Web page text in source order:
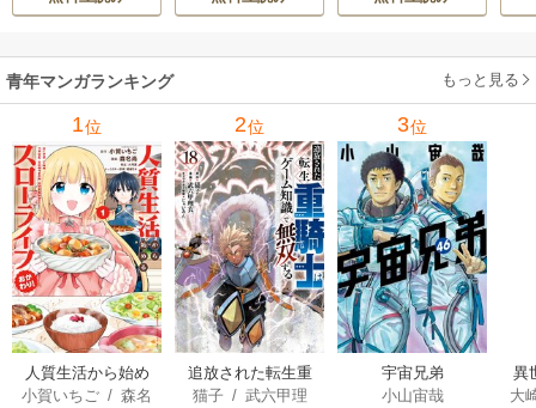
ル【テイム】を駆
してみた 7巻
青年マンガランキング もっと見る
1位
人質生活から始め
るスローライフ
小賀いちご /森名
2位
追放された転生重
騎士はゲーム知識
猫子/ 武六甲理
3位
宇宙兄弟
小山宙哉
異
は
大